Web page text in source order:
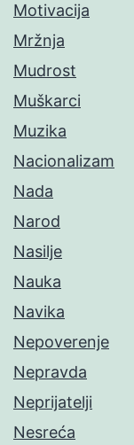
Motivacija
Mržnja
Mudrost
Muškarci
Muzika
Nacionalizam
Nada
Narod
Nasilje
Nauka
Navika
Nepoverenje
Nepravda
Neprijatelji
Nesreća